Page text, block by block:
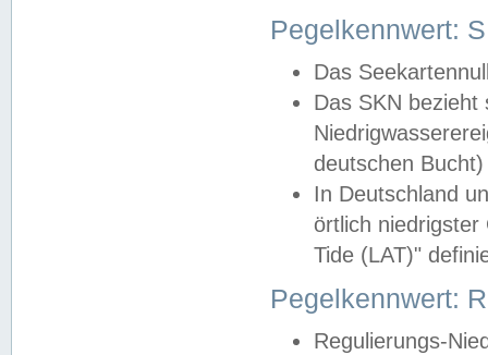
Pegelkennwert:
Das
Das SKN
deutschen
In Deutschland
örtlich
Tide (LAT)"
Pegelkennwert:
Regulierungs-